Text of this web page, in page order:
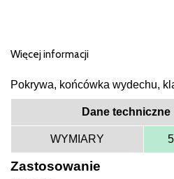
Więcej informacji
Pokrywa, końcówka wydechu,
Dane techniczne
WYMIARY
Zastosowanie